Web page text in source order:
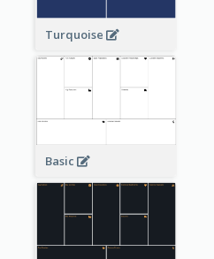
Turquoise
Basic